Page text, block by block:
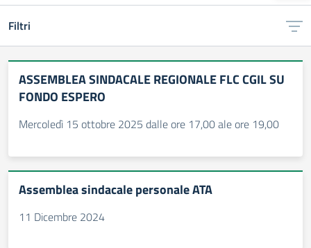
Filtri
ASSEMBLEA SINDACALE REGIONALE FLC CGIL SU
FONDO ESPERO
Mercoledì 15 ottobre 2025 dalle ore 17,00 ale ore 19,00
Assemblea sindacale personale ATA
11 Dicembre 2024